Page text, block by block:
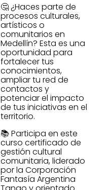
🤔 ¿Haces parte de
procesos culturales,
artísticos o
comunitarios en
Medellín? Esta es una
oportunidad para
fortalecer tus
conocimientos,
ampliar tu red de
contactos y
potenciar el impacto
de tus iniciativas en el
territorio.
📚 Participa en este
curso certificado de
gestión cultural
comunitaria, liderado
por la Corporación
Fantasía Argentina